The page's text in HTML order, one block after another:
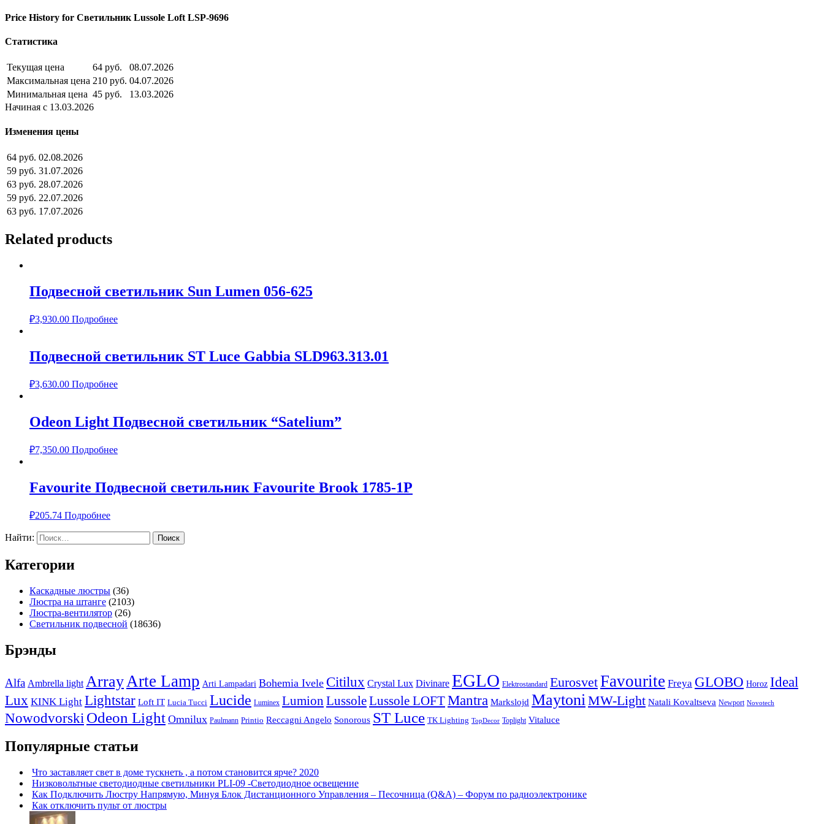
Price History for Светильник Lussole Loft LSP-9696
Статистика
Текущая цена 64 руб.
08.07.2026
Максимальная цена 210 руб. 04.07.2026
Минимальная цена 45 руб.
13.03.2026
Начиная с 13.03.2026
Изменения цены
64 руб. 02.08.2026
59 руб. 31.07.2026
63 руб. 28.07.2026
59 руб. 22.07.2026
63 руб. 17.07.2026
Related products
Подвесной светильник Sun Lumen 056-625
₽3,930.00 Подробнее
Подвесной светильник ST Luce Gabbia SLD963.313.01
₽3,630.00 Подробнее
Odeon Light Подвесной светильник “Satelium”
₽7,350.00 Подробнее
Favourite Подвесной светильник Favourite Brook 1785-1P
₽205.74 Подробнее
Найти:
Категории
Каскадные люстры (36)
Люстра на штанге (2103)
Люстра-вентилятор (26)
Светильник подвесной (18636)
Брэнды
Alfa Ambrella light Array Arte Lamp Arti Lampadari Bohemia Ivele Citilux Crystal Lux Divinare EGLO Elektrostandard EurosvetFavourite Freya GLOBO Horoz Ideal
Lux KINK Light Lightstar Loft IT Lucia Tucci Lucide Luminex Lumion LussoleLussole LOFTMantra Markslojd Maytoni MW-Light Natali Kovaltseva Newport Novotech
Nowodvorski Odeon Light Omnilux Paulmann Printio Reccagni Angelo Sonorous ST Luce TK Lighting TopDecor Toplight Vitaluce
Популярные статьи
Что заставляет свет в доме тускнеть , а потом становится ярче? 2020
Низковольтные светодиодные светильники PLI-09 -Светодиодное освещение
Как Подключить Люстру Напрямую, Минуя Блок Дистанционного Управления – Песочница (Q&A) – Форум по радиоэлектронике
Как отключить пульт от люстры